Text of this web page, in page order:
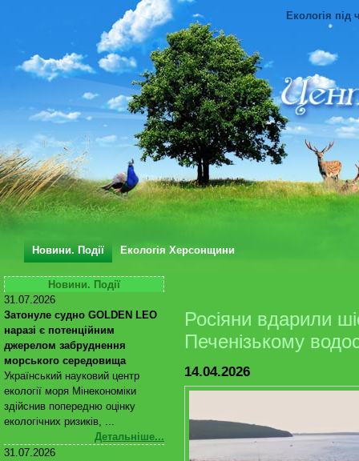
Екологія під
Новини. Події Екологія Херсонщини
Новини. Події
31.07.2026
Затонуле судно GOLDEN LEO
наразі є потенційним
джерелом забруднення
морського середовища
Український науковий центр
екології моря Мінекономіки
здійснив попередню оцінку
екологічних ризиків, ...
Детальніше...
31.07.2026
Росіяни вдарили
Печенізькому
14.04.2026